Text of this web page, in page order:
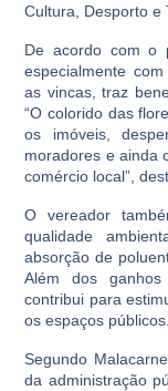
Cultura, Desporto e
De acordo com o
especialmente
as vincas, traz
“O colorido das
os imóveis,
moradores e ainda
comércio local”,
O vereador
qualidade
absorção de
Além dos
contribui para
os espaços públicos.
Segundo
da administração